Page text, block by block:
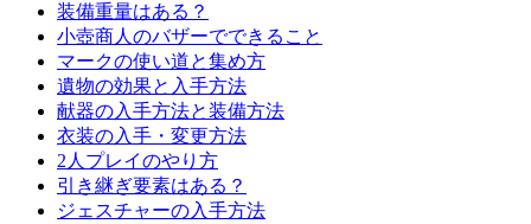
装備重量はある？
小壺商人のバザーでできること
マークの使い道と集め方
遺物の効果と入手方法
献器の入手方法と装備方法
衣装の入手・変更方法
2人プレイのやり方
引き継ぎ要素はある？
ジェスチャーの入手方法